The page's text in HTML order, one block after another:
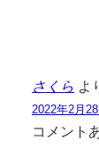
さくら よ
2022年2月
コメント